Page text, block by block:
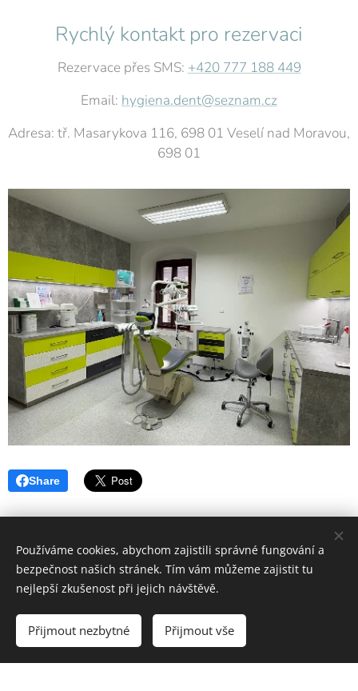
Rychlý kontakt pro rezervaci
Rezervace přes SMS: +420 777 188 449
Email: hygiena.dent@seznam.cz
Adresa: tř. Masarykova 116, 698 01 Veselí nad Moravou,
698 01
Share
Hygiena Dent | Dentální hygiena Veselí nad Moravou |
Vytvořeno službou Webnode
Používáme cookies, abychom zajistili správné fungování a
bezpečnost našich stránek. Tím vám můžeme zajistit tu
nejlepší zkušenost při jejich návštěvě.
Přijmout nezbytné Přijmout vše